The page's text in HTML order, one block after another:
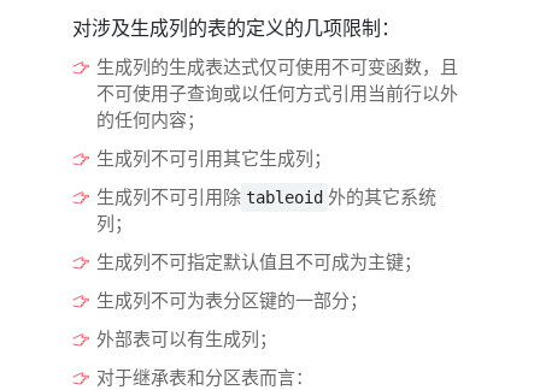
对涉及生成列的表的定义的几项限制：
生成列的生成表达式仅可使用不可变函数，且
不可使用子查询或以任何方式引用当前行以外
的任何内容；
生成列不可引用其它生成列；
生成列不可引用除 tableoid 外的其它系统
列；
生成列不可指定默认值且不可成为主键；
生成列不可为表分区键的一部分；
外部表可以有生成列；
对于继承表和分区表而言：